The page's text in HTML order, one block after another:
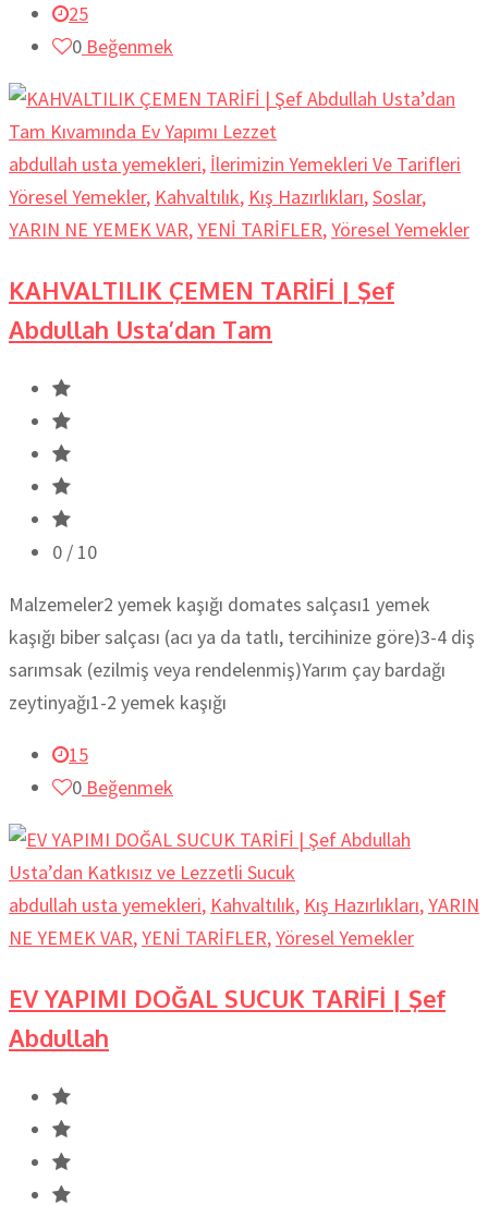
25
0 Beğenmek
abdullah usta yemekleri, İlerimizin Yemekleri Ve Tarifleri
Yöresel Yemekler, Kahvaltılık, Kış Hazırlıkları,Soslar,
YARIN NE YEMEK VAR,YENİ TARİFLER,Yöresel Yemekler
KAHVALTILIK ÇEMEN TARİFİ | Şef
Abdullah Usta’dan Tam
0 / 10
Malzemeler2 yemek kaşığı domates salçası1 yemek
kaşığı biber salçası (acı ya da tatlı, tercihinize göre)3-4 diş
sarımsak (ezilmiş veya rendelenmiş)Yarım çay bardağı
zeytinyağı1-2 yemek kaşığı
15
0 Beğenmek
abdullah usta yemekleri, Kahvaltılık, Kış Hazırlıkları,YARIN
NE YEMEK VAR,YENİ TARİFLER,Yöresel Yemekler
EV YAPIMI DOĞAL SUCUK TARİFİ | Şef
Abdullah